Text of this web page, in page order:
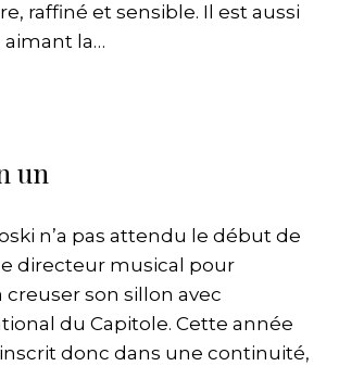
raffiné et sensible. Il est aussi
aimant la…
un
n’a pas attendu le début de
directeur musical pour
son sillon avec
du Capitole. Cette année
donc dans une continuité,